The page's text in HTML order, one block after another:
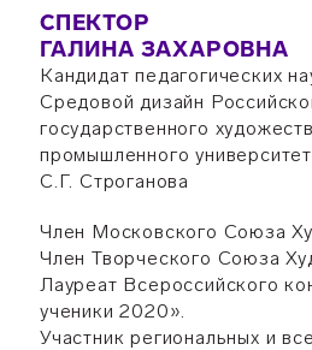
СПЕКТОР
ГАЛИНА ЗАХАРОВНА
Кандидат педагогических
Средовой дизайн
государственного
промышленного
С.Г. Строганова
Член Московского Союза
Член Творческого Союза
Лауреат Всероссийского
ученики 2020».
Участник региональных и